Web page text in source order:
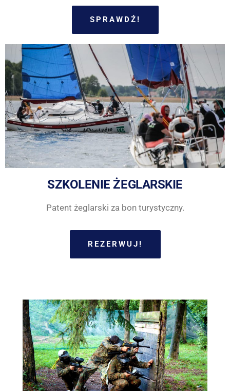
SPRAWDŹ!
SZKOLENIE ŻEGLARSKIE
Patent żeglarski za bon turystyczny.
REZERWUJ!